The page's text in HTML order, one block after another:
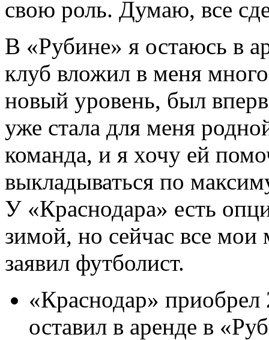
свою роль. Думаю, все
В «Рубине» я остаюсь в
клуб вложил в меня
новый уровень, был
уже стала для меня
команда, и я хочу ей
выкладываться по
У «Краснодара» есть
зимой, но сейчас все
заявил футболист.
«Краснодар» приобрел
оставил в аренде в